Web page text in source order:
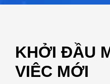
KHỞI ĐẦU
VIÊC MỚI